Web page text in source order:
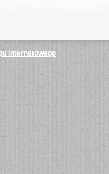
internetowego